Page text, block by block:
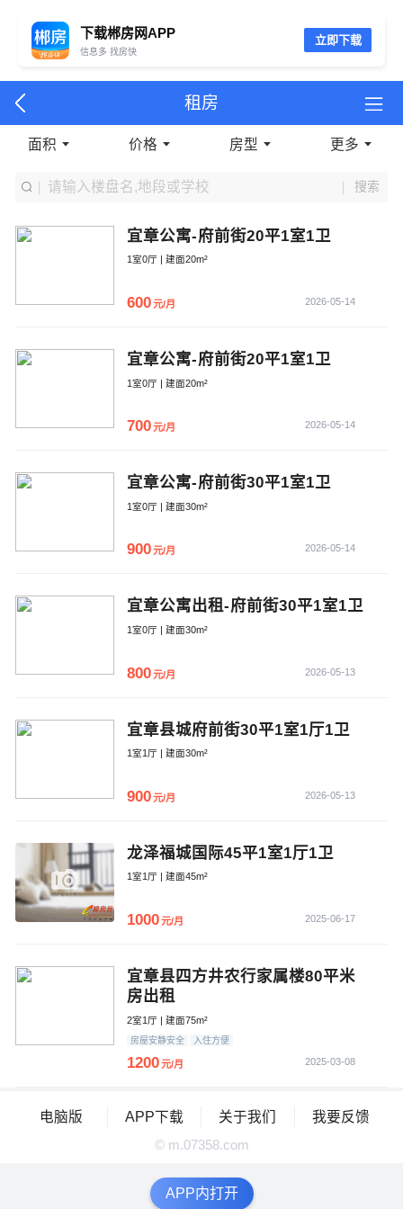
立即下载
下载郴房网APP
信息多 找房快
租房
面积 价格 房型 更多
搜索
宜章公寓-府前街20平1室1卫
1室0厅 | 建面20m²
600元/月 2026-05-14
宜章公寓-府前街20平1室1卫
1室0厅 | 建面20m²
700元/月 2026-05-14
宜章公寓-府前街30平1室1卫
1室0厅 | 建面30m²
900元/月 2026-05-14
宜章公寓出租-府前街30平1室1卫
1室0厅 | 建面30m²
800元/月 2026-05-13
宜章县城府前街30平1室1厅1卫
1室1厅 | 建面30m²
900元/月 2026-05-13
龙泽福城国际45平1室1厅1卫
1室1厅 | 建面45m²
1000元/月 2025-06-17
宜章县四方井农行家属楼80平米
房出租
2室1厅 | 建面75m²
房屋安静安全 入住方便
1200元/月 2025-03-08
APP内打开
电脑版 APP下载 关于我们 我要反馈
© m.07358.com